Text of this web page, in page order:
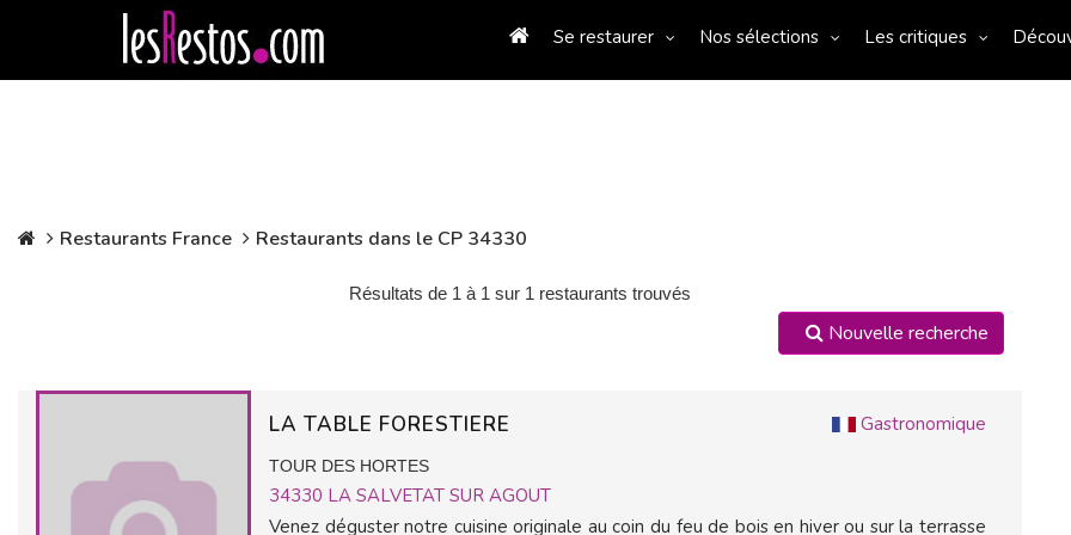
Se restaurer Nos sélections Les critiques
Restaurants France Restaurants dans le CP 34330
Résultats de 1 à 1 sur 1 restaurants trouvés
Nouvelle recherche
Gastronomique
LA TABLE FORESTIERE
TOUR DES HORTES
34330 LA SALVETAT SUR AGOUT
Venez déguster notre cuisine originale au coin du feu de bois en hiver ou sur la terrasse